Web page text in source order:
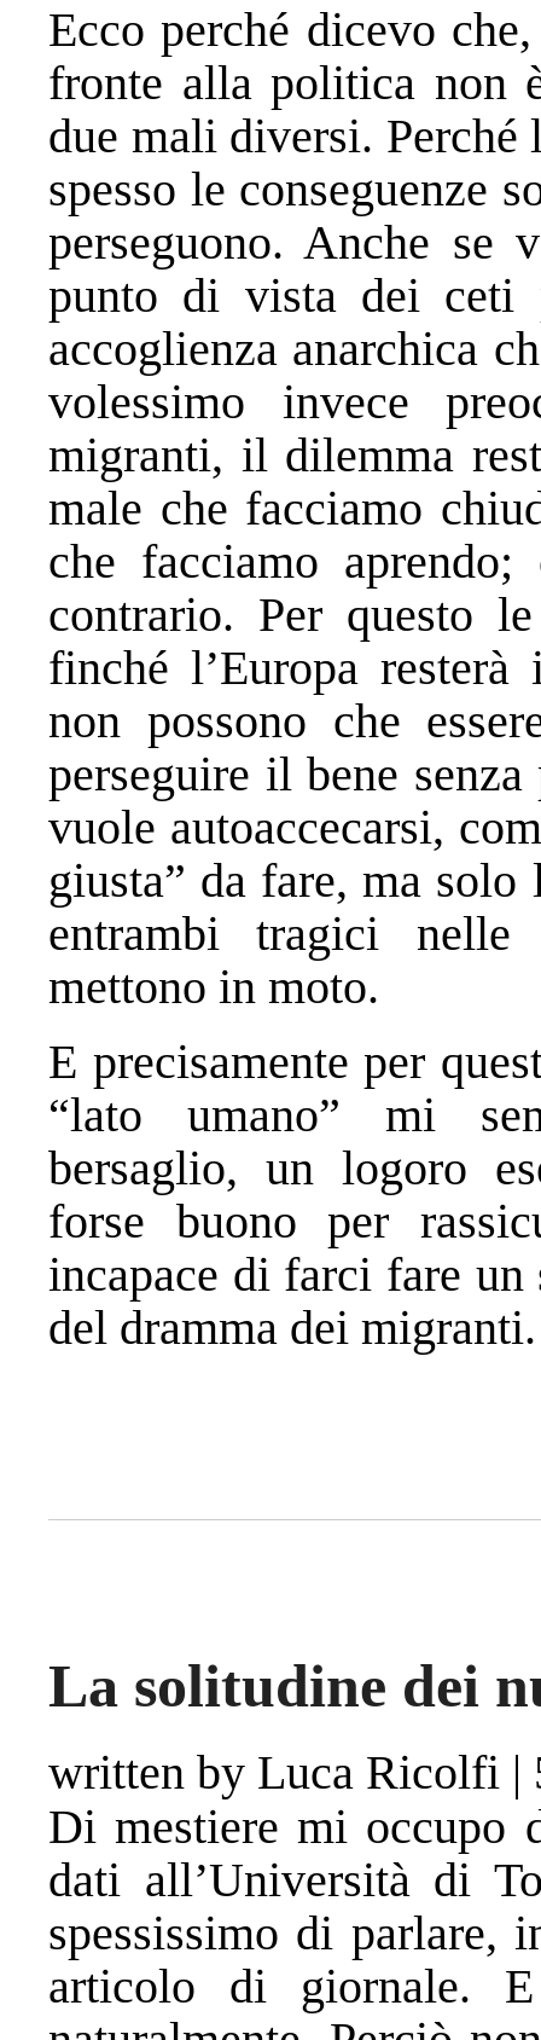
Ecco perché dicevo
fronte alla politica non
due mali diversi. Perché
spesso le conseguenze
perseguono. Anche se
punto di vista dei ceti
accoglienza anarchica
volessimo invece
migranti, il dilemma
male che facciamo
che facciamo
contrario. Per questo
finché l’Europa
non possono che
perseguire il bene
vuole autoaccecarsi,
giusta” da fare, ma solo
entrambi tragici nelle
mettono in moto.
E precisamente per
“lato umano” mi
bersaglio, un logoro
forse buono per
incapace di farci fare un
del dramma dei migranti.
La solitudine dei
written by Luca Ricolfi |
Di mestiere mi occupo
dati all’Università di
spessissimo di
articolo di giornale. E